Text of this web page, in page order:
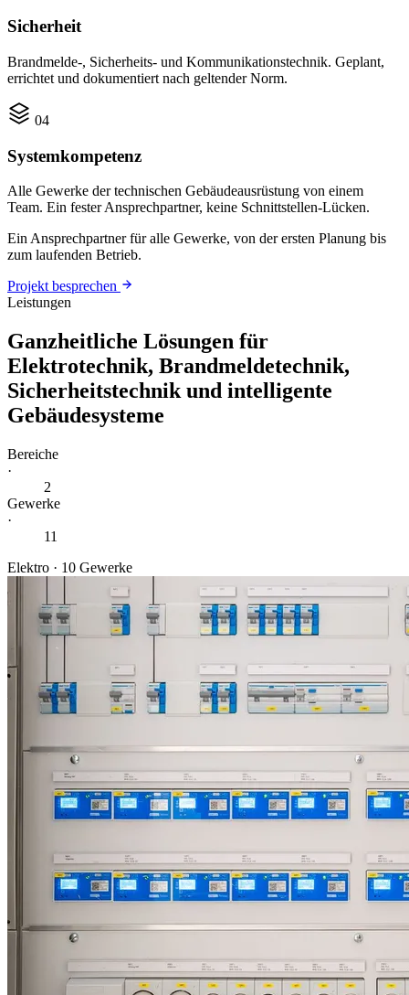
Sicherheit
Brandmelde-, Sicherheits- und Kommunikationstechnik. Geplant,
errichtet und dokumentiert nach geltender Norm.
04
Systemkompetenz
Alle Gewerke der technischen Gebäudeausrüstung von einem
Team. Ein fester Ansprechpartner, keine Schnittstellen-Lücken.
Ein Ansprechpartner für alle Gewerke, von der ersten Planung bis
zum laufenden Betrieb.
Projekt besprechen
Leistungen
Ganzheitliche Lösungen für
Elektrotechnik, Brandmeldetechnik,
Sicherheitstechnik und intelligente
Gebäudesysteme
Bereiche
·
2
Gewerke
·
11
Elektro · 10 Gewerke